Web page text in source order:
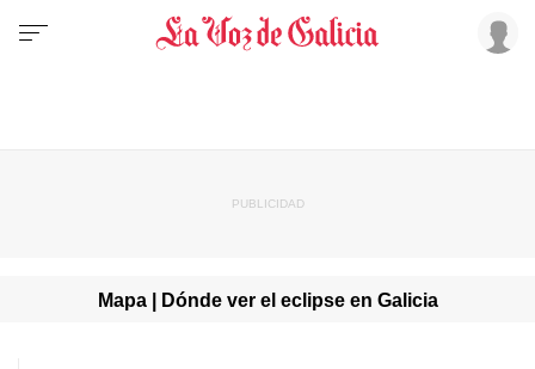
Mapa | Dónde ver el eclipse en Galicia